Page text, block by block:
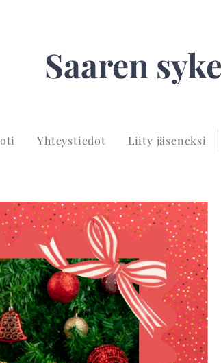
Saaren
Yhteystiedot Liity jäseneksi